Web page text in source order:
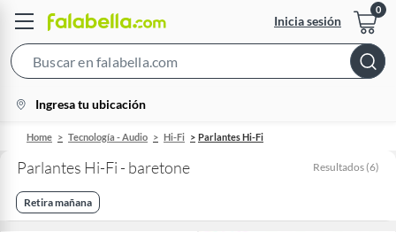
Inicia sesión
Bar
location-
icon
Ingresa tu ubicación
Home Tecnología - Audio Hi-Fi Parlantes Hi-Fi
Parlantes Hi-Fi - baretone Resultados (6)
Retira mañana